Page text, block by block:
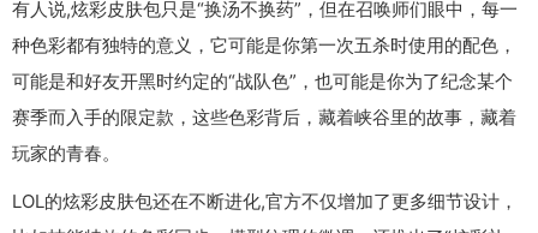
有人说,炫彩皮肤包只是“换汤不换药”，但在召唤师们眼中，每一
种色彩都有独特的意义，它可能是你第一次五杀时使用的配色，
可能是和好友开黑时约定的“战队色”，也可能是你为了纪念某个
赛季而入手的限定款，这些色彩背后，藏着峡谷里的故事，藏着
玩家的青春。
LOL的炫彩皮肤包还在不断进化,官方不仅增加了更多细节设计，